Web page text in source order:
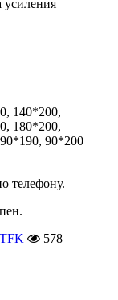
усиления
140*200,
180*200,
90*200
телефону.
578